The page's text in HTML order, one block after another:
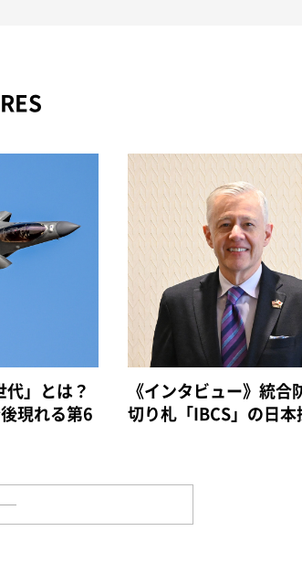
代」とは？
現れる第6
《インタビュー》統
切り札「IBCS」の日本